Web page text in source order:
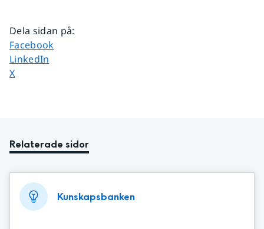
Dela sidan på:
Dela sidan på
Facebook
Dela sidan på
LinkedIn
Dela sidan på
X
Relaterade sidor
Kunskapsbanken